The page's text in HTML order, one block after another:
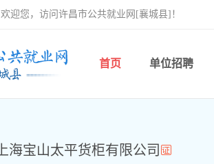
欢迎您，访问许昌市公共就业网[襄城县]！
首页 单位招聘
上海宝山太平货柜有限公司